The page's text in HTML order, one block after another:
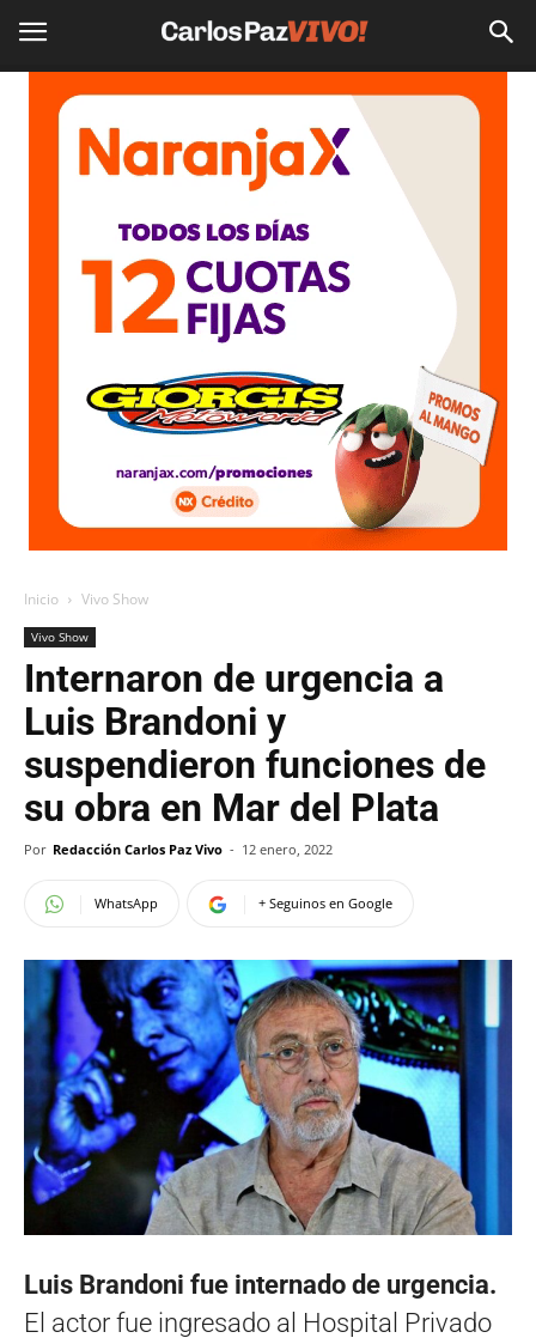
Inicio Vivo Show
Vivo Show
Internaron de urgencia a
Luis Brandoni y
suspendieron funciones de
su obra en Mar del Plata
Por Redacción Carlos Paz Vivo - 12 enero, 2022
WhatsApp + Seguinos en Google
Luis Brandoni fue internado de urgencia.
El actor fue ingresado al Hospital Privado